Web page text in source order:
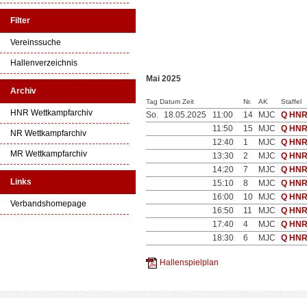
Filter
Vereinssuche
Hallenverzeichnis
Archiv
HNR Wettkampfarchiv
NR Wettkampfarchiv
MR Wettkampfarchiv
Links
Verbandshomepage
Mai 2025
Tag Datum Zeit Nr. AK Staffel
So. 18.05.2025 11:00 14 MJC
Q
11:50
15 MJC
Q
12:40
1 MJC
Q
13:30
2 MJC
Q
14:20
7 MJC
Q
15:10
8 MJC
Q
16:00
10 MJC
Q
16:50
11 MJC
Q
17:40
4 MJC
Q
18:30
6 MJC Q
Hallenspielplan